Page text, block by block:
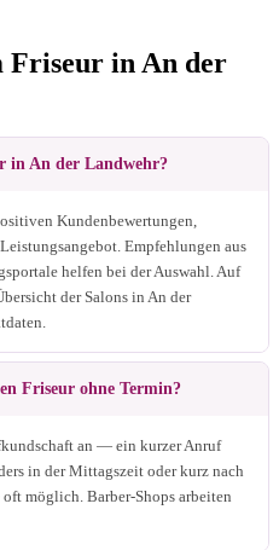
Friseur in An der
in An der Landwehr?
Kundenbewertungen,
Empfehlungen aus
helfen bei der Auswahl. Auf
der Salons in An der
Friseur ohne Termin?
an — ein kurzer Anruf
in der Mittagszeit oder kurz nach
möglich. Barber-Shops arbeiten